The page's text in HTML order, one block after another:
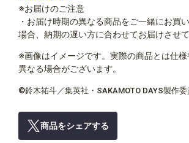
※お届けのご注意
・お届け時期の異なる商品をご一緒にお買
場合、納期の遅い方に合わせてお届けさせて
※画像はイメージです。実際の商品とは仕
異なる場合がございます。
©鈴木祐斗／集英社・SAKAMOTO DAYS製作委
商品をシェアする